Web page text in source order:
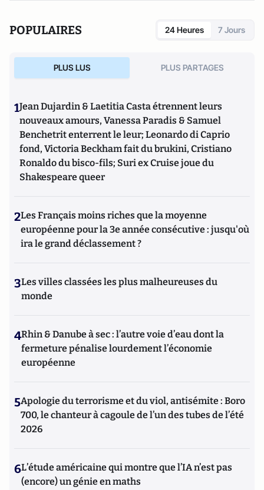
POPULAIRES 24 Heures 7 Jours
PLUS LUS PLUS PARTAGES
1Jean Dujardin & Laetitia Casta étrennent leurs
nouveaux amours, Vanessa Paradis & Samuel
Benchetrit enterrent le leur; Leonardo di Caprio
fond, Victoria Beckham fait du brukini, Cristiano
Ronaldo du bisco-fils; Suri ex Cruise joue du
Shakespeare queer
2Les Français moins riches que la moyenne
européenne pour la 3e année consécutive : jusqu'où
ira le grand déclassement ?
3Les villes classées les plus malheureuses du
monde
4Rhin & Danube à sec : l’autre voie d’eau dont la
fermeture pénalise lourdement l’économie
européenne
5Apologie du terrorisme et du viol, antisémite : Boro
700, le chanteur à cagoule de l’un des tubes de l’été
2026
6L’étude américaine qui montre que l’IA n’est pas
(encore) un génie en maths